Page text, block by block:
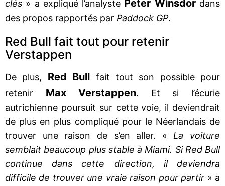
clés » a expliqué l’analyste Peter Winsdor dans
des propos rapportés par Paddock GP.
Red Bull fait tout pour retenir
Verstappen
De plus, Red Bull fait tout son possible pour
retenir Max Verstappen. Et si l’écurie
autrichienne poursuit sur cette voie, il deviendrait
de plus en plus compliqué pour le Néerlandais de
trouver une raison de s’en aller. « La voiture
semblait beaucoup plus stable à Miami. Si Red Bull
continue dans cette direction, il deviendra
difficile de trouver une vraie raison pour partir » a